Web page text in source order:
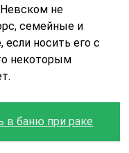
Невском не
семейные и
носить его с
некоторым
в баню при раке